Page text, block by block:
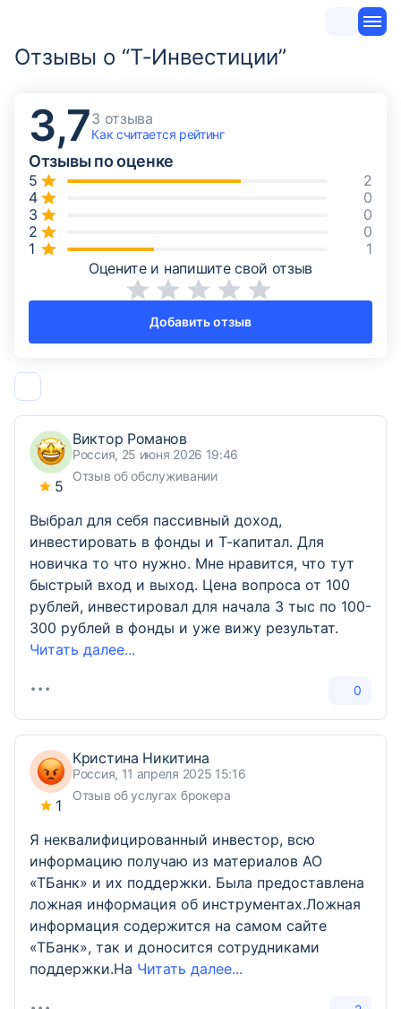
Отзывы о “Т‑Инвестиции”
3,73 отзыва
Как считается рейтинг
Отзывы по оценке
1
0
0
0
2
Оцените и напишите свой отзыв
Добавить отзыв
5
Виктор Романов
Россия, 25 июня 2026 19:46
Отзыв об обслуживании
Выбрал для себя пассивный доход,
инвестировать в фонды и Т-капитал. Для
новичка то что нужно. Мне нравится, что тут
быстрый вход и выход. Цена вопроса от 100
рублей, инвестировал для начала 3 тыс по 100-
300 рублей в фонды и уже вижу результат.
Читать далее...
0
1
Кристина Никитина
Россия, 11 апреля 2025 15:16
Отзыв об услугах брокера
Я неквалифицированный инвестор, всю
информацию получаю из материалов АО
«ТБанк» и их поддержки. Была предоставлена
ложная информация об инструментах.Ложная
информация содержится на самом сайте
«ТБанк», так и доносится сотрудниками
поддержки.На Читать далее...